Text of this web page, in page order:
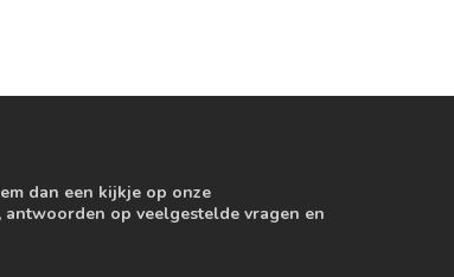
dan een kijkje op onze
op veelgestelde vragen en